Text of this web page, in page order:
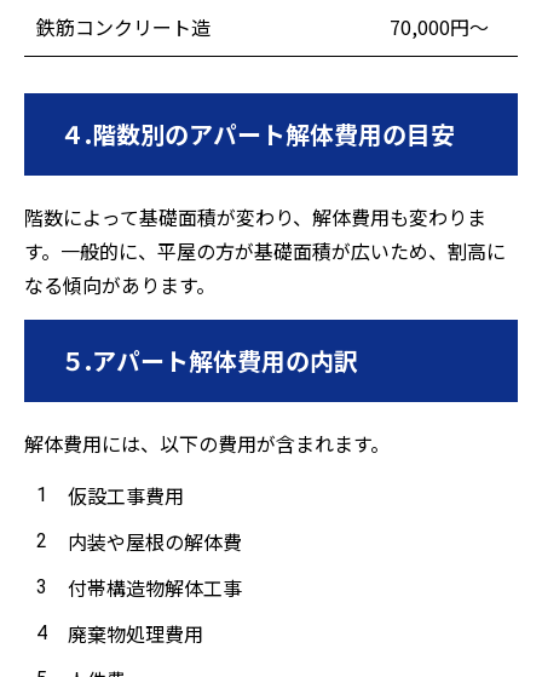
鉄筋コンクリート造
70,000円～
４.階数別のアパート解体費用の目安
階数によって基礎面積が変わり、解体費用も変わりま
す。一般的に、平屋の方が基礎面積が広いため、割高に
なる傾向があります。
５.アパート解体費用の内訳
解体費用には、以下の費用が含まれます。
仮設工事費用
内装や屋根の解体費
付帯構造物解体工事
廃棄物処理費用